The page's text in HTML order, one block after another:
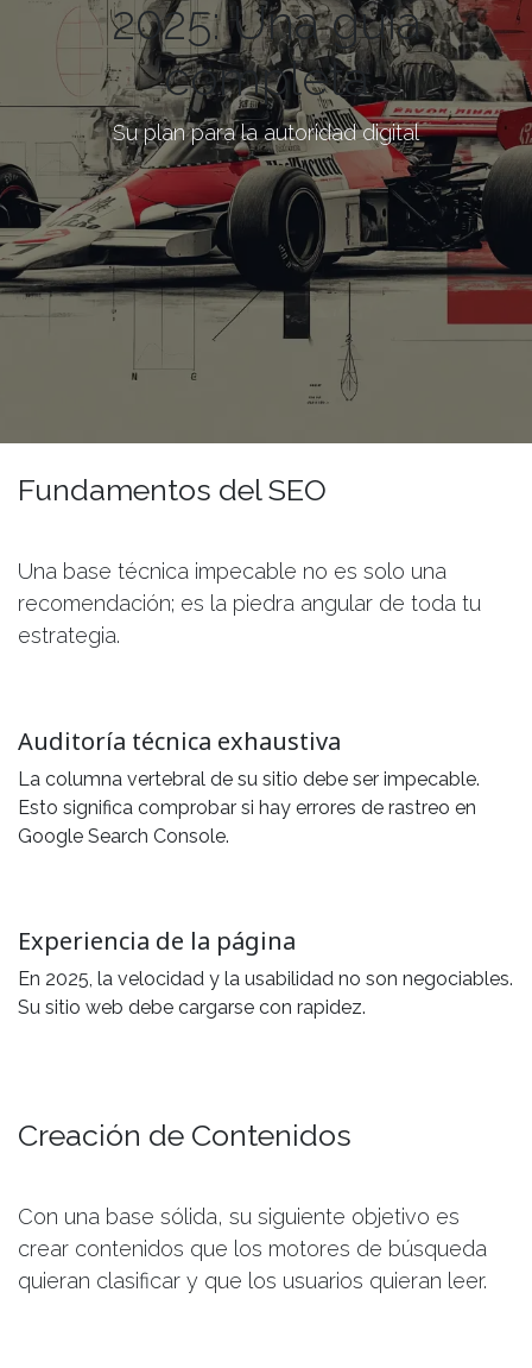
2025: Una guía
completa
Su plan para la autoridad digital
Fundamentos del SEO
Una base técnica impecable no es solo una
recomendación; es la piedra angular de toda tu
estrategia.
Auditoría técnica exhaustiva
La columna vertebral de su sitio debe ser impecable.
Esto significa comprobar si hay errores de rastreo en
Google Search Console.
Experiencia de la página
En 2025, la velocidad y la usabilidad no son negociables.
Su sitio web debe cargarse con rapidez.
Creación de Contenidos
Con una base sólida, su siguiente objetivo es
crear contenidos que los motores de búsqueda
quieran clasificar y que los usuarios quieran leer.